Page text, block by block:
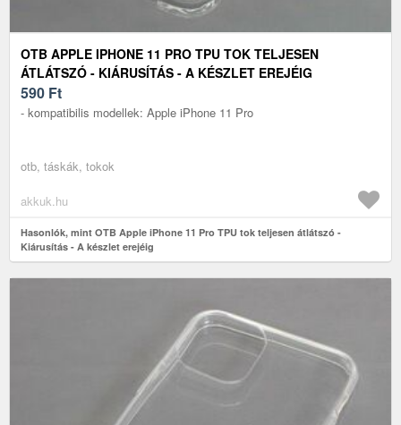
OTB APPLE IPHONE 11 PRO TPU TOK TELJESEN
ÁTLÁTSZÓ - KIÁRUSÍTÁS - A KÉSZLET EREJÉIG
590 Ft
- kompatibilis modellek: Apple iPhone 11 Pro
otb, táskák, tokok
akkuk.hu
Hasonlók, mint OTB Apple iPhone 11 Pro TPU tok teljesen átlátszó -
Kiárusítás - A készlet erejéig